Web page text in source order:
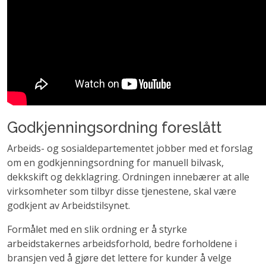
Godkjenningsordning foreslått
Arbeids- og sosialdepartementet jobber med et forslag
om en godkjenningsordning for manuell bilvask,
dekkskift og dekklagring. Ordningen innebærer at alle
virksomheter som tilbyr disse tjenestene, skal være
godkjent av Arbeidstilsynet.
Formålet med en slik ordning er å styrke
arbeidstakernes arbeidsforhold, bedre forholdene i
bransjen ved å gjøre det lettere for kunder å velge